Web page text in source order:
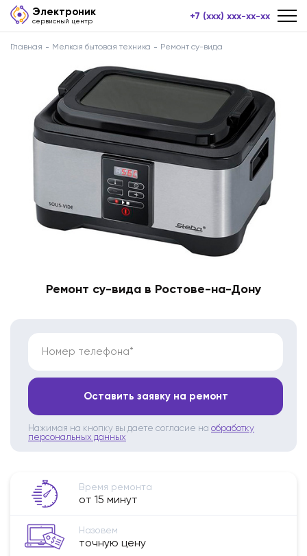
Электроник
сервисный центр +7 (xxx) xxx-xx-xx
Главная Мелкая бытовая техника Ремонт су-вида
Ремонт су-вида в Ростове-на-Дону
Номер телефона*
Оставить заявку на ремонт
Нажимая на кнопку вы даете согласие на обработку
персональных данных
Время ремонта
от 15 минут
Назовем
точную цену